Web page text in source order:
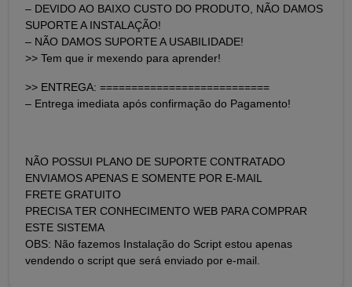
– DEVIDO AO BAIXO CUSTO DO PRODUTO, NÃO DAMOS
SUPORTE A INSTALAÇÃO!
– NÃO DAMOS SUPORTE A USABILIDADE!
>> Tem que ir mexendo para aprender!
>> ENTREGA: ===========================
– Entrega imediata após confirmação do Pagamento!
NÃO POSSUI PLANO DE SUPORTE CONTRATADO
ENVIAMOS APENAS E SOMENTE POR E-MAIL
FRETE GRATUITO
PRECISA TER CONHECIMENTO WEB PARA COMPRAR
ESTE SISTEMA
OBS: Não fazemos Instalação do Script estou apenas
vendendo o script que será enviado por e-mail.